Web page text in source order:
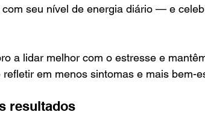
com seu nível de energia diário — e
a lidar melhor com o estresse e
em menos sintomas e mais bem-
resultados